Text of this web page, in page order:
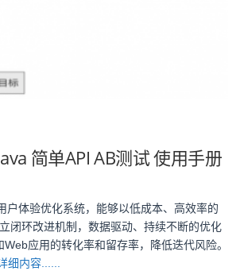
简单API AB测试 使用手册
户体验优化系统，能够以低成本、高效率的
闭环改进机制，数据驱动、持续不断的优化
应用的转化率和留存率，降低迭代风险。
细内容......